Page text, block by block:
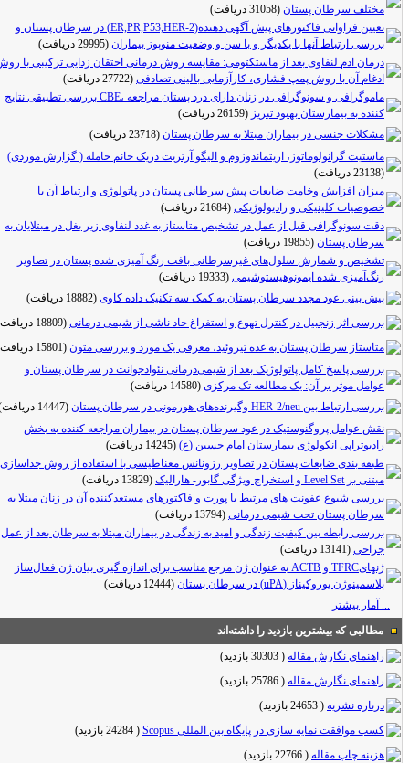
مختلف سرطان پستان (31058 دریافت)
تعیین فراوانی فاکتورهای پیش آگهی دهنده(ER,PR,P53,HER-2) در سرطان پستان و
بررسی ارتباط آنها با یکدیگر و با سن و وضعیت منوپوز بیماران (29995 دریافت)
درمان ادم لنفاوی بعد از ماستکتومی: مقایسه روش درمانی احتقان زدایی ترکیبی با روش
ادغام آن با روش پمپ فشاری، کارآزمایی بالینی تصادفی (27722 دریافت)
ماموگرافی و سونوگرافی در زنان دارای درد پستان مراجعه ،CBE بررسی تطبیقی نتایج
کننده به بیمارستان بهبود تبریز (26159 دریافت)
مشکلات جنسی در بیماران مبتلا به سرطان پستان (23718 دریافت)
ماستیت گرانولوماتوز، اریتماندوزوم و الیگو آرتریت دریک خانم حامله ( گزارش موردی)
(23138 دریافت)
میزان افزایش وخامت ضایعات پیش سرطانی پستان در پاتولوژی و ارتباط آن با
خصوصیات کلینیکی و رادیولوژیکی (21684 دریافت)
دقت سونوگرافی قبل از عمل در تشخیص متاستاز به غدد لنفاوی زیر بغل در مبتلایان به
سرطان پستان (19855 دریافت)
تشخیص و شمارش سلول‌های غیرسرطانی بافت رنگ‏ آمیزی شده پستان در تصاویر
رنگ‌آمیزی شده ایمونوهیستوشیمی (19333 دریافت)
پیش بینی عود مجدد سرطان پستان به کمک سه تکنیک داده کاوی (18882 دریافت)
بررسی اثر زنجبیل در کنترل تهوع و استفراغ حاد ناشی از شیمی درمانی (18809 دریافت)
متاستاز سرطان پستان به غده تیروئید، معرفی یک مورد و بررسی متون (15801 دریافت)
بررسی پاسخ کامل پاتولوژیک بعد از شیمی‌درمانی نئوادجوانت در سرطان پستان و
عوامل موثر بر آن: یک مطالعه تک مرکزی (14580 دریافت)
بررسی ارتباط بین HER-2/neu وگیرنده‌های هورمونی در سرطان پستان
(14447 دریافت)
نقش عوامل پروگنوستیک در عود سرطان پستان در بیماران مراجعه کننده به بخش
رادیوتراپی انکولوژی بیمارستان امام حسین (ع) (14245 دریافت)
طبقه ‌بندی ضایعات پستان در تصاویر رزونانس مغناطیسی با استفاده از روش جداسازی
مبتنی بر Level Set و استخراج ویژگی گابور- هارالیک
(13829 دریافت)
بررسی شیوع عفونت‌ های مرتبط با پورت و فاکتورهای مستعدکننده آن در زنان مبتلا به
سرطان پستان تحت شیمی‌ درمانی (13794 دریافت)
بررسی رابطه بین کیفیت زندگی و امید به زندگی در بیماران مبتلا به سرطان بعد از عمل
جراحی (13141 دریافت)
ژنهایTFRC و ACTB به عنوان ژن مرجع مناسب برای اندازه گیری بیان ژن فعال‌ساز
پلاسمینوژن یوروکیناز (uPA) در سرطان پستان
(12444 دریافت)
... آمار بیشتر
مطالبی که بیشترین بازدید را داشته‌اند
راهنمای نگارش مقاله(30303 بازدید
)
راهنمای نگارش مقاله(25786 بازدید
)
درباره نشریه (24653 بازدید
)
کسب موافقت نمایه سازی در پایگاه بین‌ المللی Scopus
(24284 بازدید
)
هزینه چاپ مقاله(22766 بازدید
)